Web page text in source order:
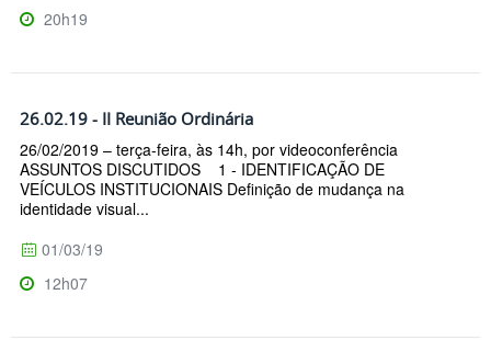
20h19
26.02.19 - II Reunião Ordinária
26/02/2019 – terça-feira, às 14h, por videoconferência
ASSUNTOS DISCUTIDOS 1 - IDENTIFICAÇÃO DE
VEÍCULOS INSTITUCIONAIS Definição de mudança na
identidade visual...
01/03/19
12h07